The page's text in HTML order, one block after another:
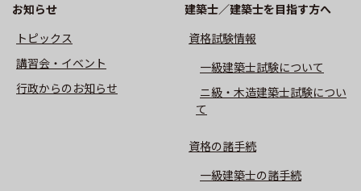
トップ
お知らせ
トピックス
講習会・イベント
⾏政からのお知らせ
建築士／建築士を目指す方へ
資格試験情報
⼀級建築⼠試験について
ニ級・⽊造建築⼠試験につい
て
資格の諸手続
一級建築士の諸手続